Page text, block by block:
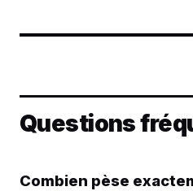
Questions
Combien pèse